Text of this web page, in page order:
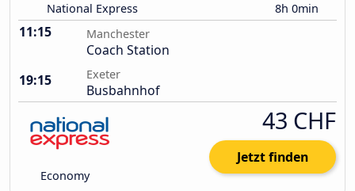
National Express 8h 0min
11:15 Manchester
Coach Station
19:15
Exeter
Busbahnhof
Economy
43 CHF
Jetzt finden